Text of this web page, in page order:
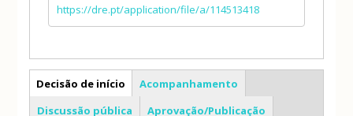
https://dre.pt/application/file/a/114513418
PP
Decisão de início
Acompanhamento
Discussão pública
Aprovação/Publicação